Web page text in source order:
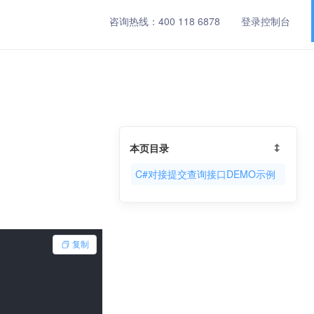
咨询热线： 400 118 6878 登录控制台
复制
本页目录
C#对接提交查询接口DEMO示例